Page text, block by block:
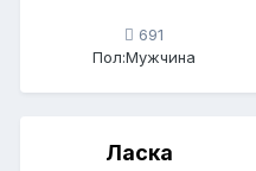
691
Пол:Мужчина
Ласка